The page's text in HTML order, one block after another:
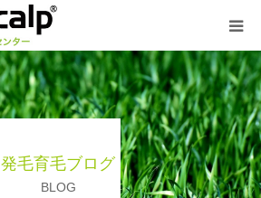
発毛育毛ブログ
BLOG